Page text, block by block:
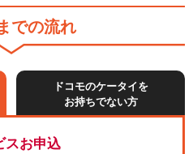
での流れ
ドコモのケータイを
お持ちでない方
スお申込